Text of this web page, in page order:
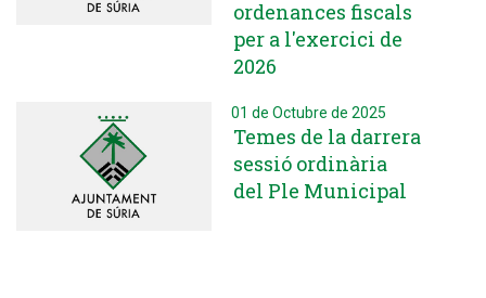
ordenances fiscals
per a l'exercici de
2026
01 de Octubre de 2025
Temes de la darrera
sessió ordinària
del Ple Municipal